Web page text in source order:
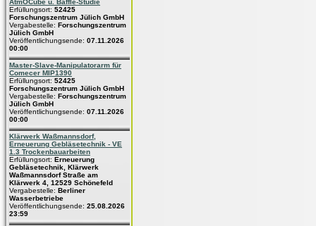
AtmOCube u. Baffle-Studie
Erfüllungsort: 52425
Forschungszentrum Jülich GmbH
Vergabestelle: Forschungszentrum
Jülich GmbH
Veröffentlichungsende: 07.11.2026
00:00
Master-Slave-Manipulatorarm für
Comecer MIP1390
Erfüllungsort: 52425
Forschungszentrum Jülich GmbH
Vergabestelle: Forschungszentrum
Jülich GmbH
Veröffentlichungsende: 07.11.2026
00:00
Klärwerk Waßmannsdorf,
Erneuerung Gebläsetechnik - VE
1.3 Trockenbauarbeiten
Erfüllungsort: Erneuerung
Gebläsetechnik, Klärwerk
Waßmannsdorf Straße am
Klärwerk 4, 12529 Schönefeld
Vergabestelle: Berliner
Wasserbetriebe
Veröffentlichungsende: 25.08.2026
23:59